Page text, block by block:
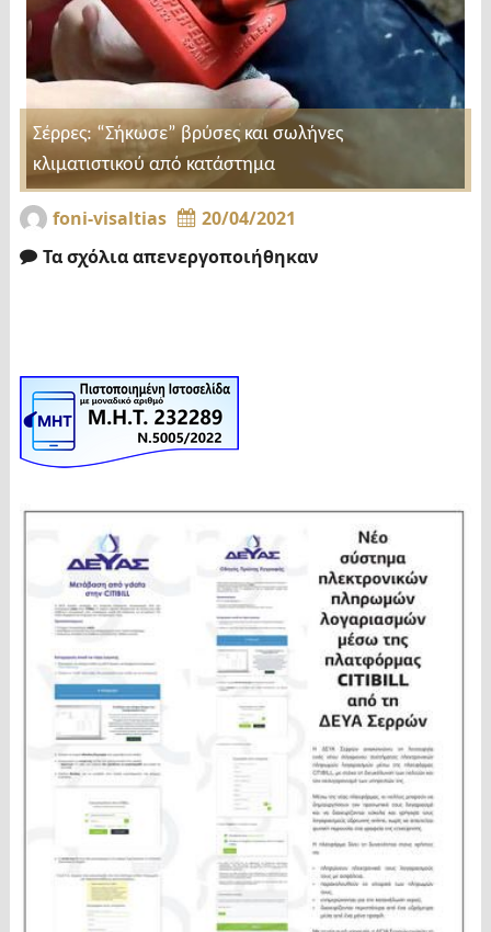
Σέρρες: “Σήκωσε” βρύσες και σωλήνες
κλιματιστικού από κατάστημα
foni-visaltias
20/04/2021
Τα σχόλια απενεργοποιήθηκαν